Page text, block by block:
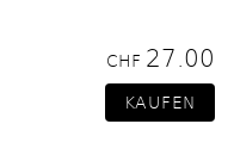
CHF 27.00